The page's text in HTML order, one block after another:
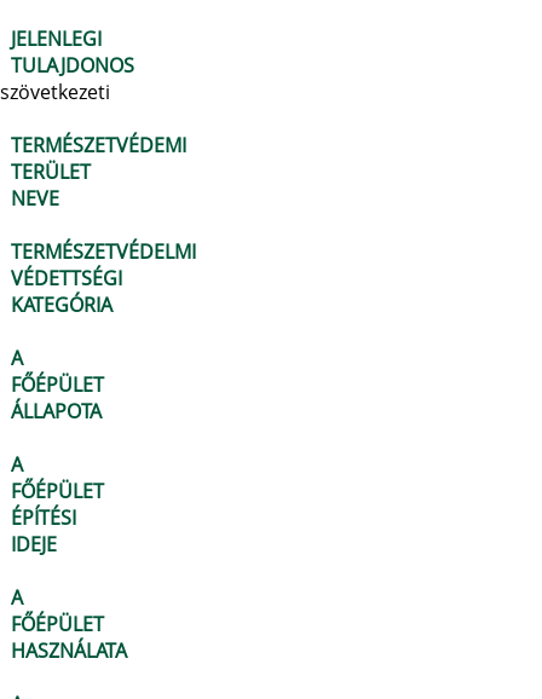
JELENLEGI
TULAJDONOS
szövetkezeti
TERMÉSZETVÉDEMI
TERÜLET
NEVE
TERMÉSZETVÉDELMI
VÉDETTSÉGI
KATEGÓRIA
A
FŐÉPÜLET
ÁLLAPOTA
A
FŐÉPÜLET
ÉPÍTÉSI
IDEJE
A
FŐÉPÜLET
HASZNÁLATA